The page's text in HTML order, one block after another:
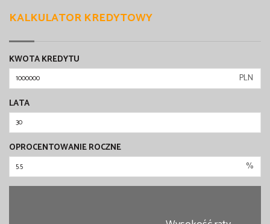
KALKULATOR KREDYTOWY
KWOTA KREDYTU
PLN
LATA
OPROCENTOWANIE ROCZNE
%